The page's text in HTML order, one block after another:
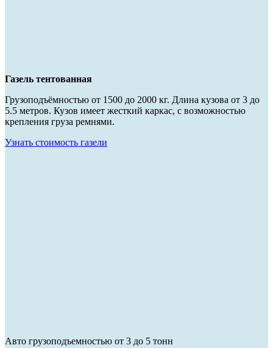
Газель тентованная
Грузоподъёмностью от 1500 до 2000 кг. Длина кузова от 3 до
5.5 метров. Кузов имеет жесткий каркас, с возможностью
крепления груза ремнями.
Узнать стоимость газели
Авто грузоподъемностью от 3 до 5 тонн